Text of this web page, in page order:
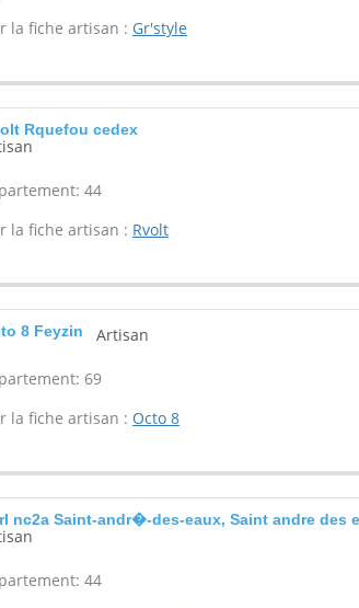
la fiche artisan : Gr'style
Rquefou cedex
44
la fiche artisan : Rvolt
8 Feyzin Artisan
69
la fiche artisan : Octo 8
nc2a Saint-andr�-des-eaux, Saint andre des
44